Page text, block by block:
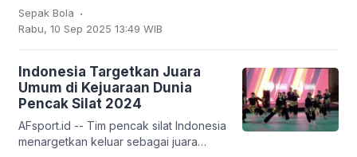
Argentina, hingga Prancis, tapi ada juga
tim
Sepak Bola .
Rabu, 10 Sep 2025 13:49 WIB
Indonesia Targetkan Juara
Umum di Kejuaraan Dunia
Pencak Silat 2024
AFsport.id -- Tim pencak silat Indonesia
menargetkan keluar sebagai juara